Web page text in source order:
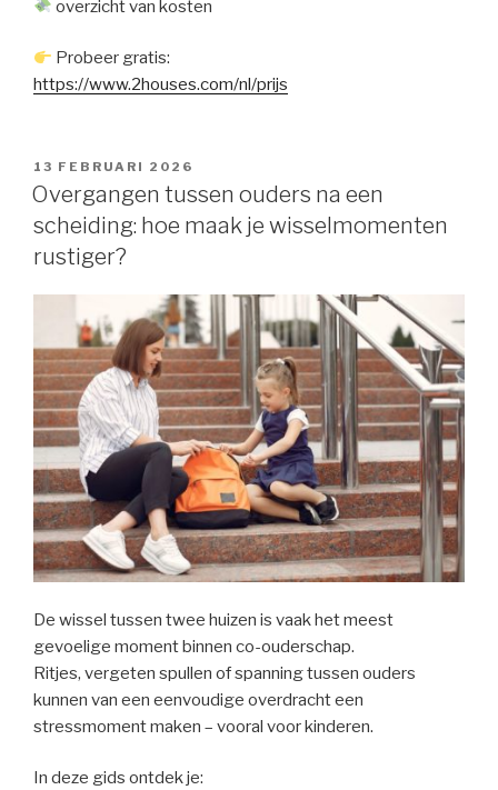
overzicht van kosten
Probeer gratis:
https://www.2houses.com/nl/prijs
GEPLAATST
OP
13 FEBRUARI 2026
Overgangen tussen ouders na een
scheiding: hoe maak je wisselmomenten
rustiger?
De wissel tussen twee huizen is vaak het meest
gevoelige moment binnen co-ouderschap.
Ritjes, vergeten spullen of spanning tussen ouders
kunnen van een eenvoudige overdracht een
stressmoment maken – vooral voor kinderen.
In deze gids ontdek je: